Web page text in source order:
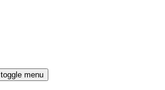
toggle menu